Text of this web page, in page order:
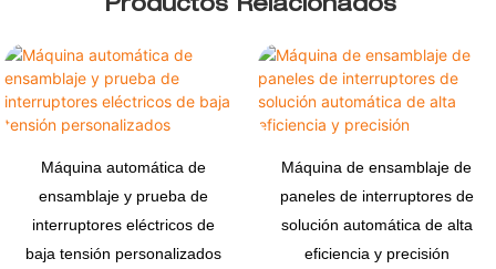
Productos Relacionados
Máquina automática de
ensamblaje y prueba de
interruptores eléctricos de
baja tensión personalizados
Máquina de ensamblaje de
paneles de interruptores de
solución automática de alta
eficiencia y precisión